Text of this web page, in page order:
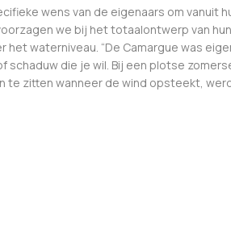
wens van de eigenaars om
we bij het totaalontwerp van
het waterniveau. “De Camargue was
schaduw die je wil. Bij een plotse
te zitten wanneer de wind opsteekt,